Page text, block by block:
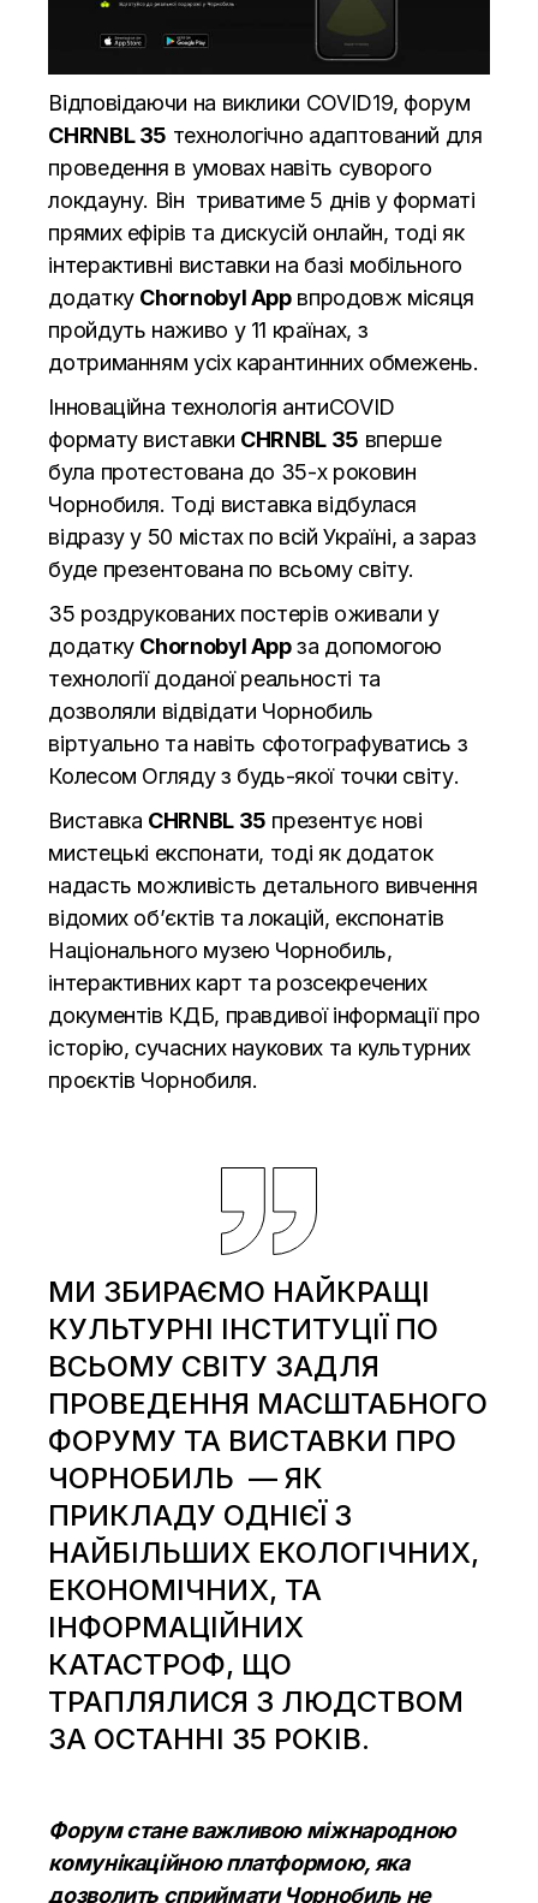
Відповідаючи на виклики COVID19, форум
CHRNBL 35 технологічно адаптований для
проведення в умовах навіть суворого
локдауну. Він триватиме 5 днів у форматі
прямих ефірів та дискусій онлайн, тоді як
інтерактивні виставки на базі мобільного
додатку Chornobyl Appвпродовж місяця
пройдуть наживо у 11 країнах, з
дотриманням усіх карантинних обмежень.
Інноваційна технологія антиСOVID
формату виставки CHRNBL 35 вперше
була протестована до 35-х роковин
Чорнобиля. Тоді виставка відбулася
відразу у 50 містах по всій Україні, а зараз
буде презентована по всьому світу.
35 роздрукованих постерів оживали у
додатку Chornobyl Appза допомогою
технології доданої реальності та
дозволяли відвідати Чорнобиль
віртуально та навіть сфотографуватись з
Колесом Огляду з будь-якої точки світу.
Виставка CHRNBL 35 презентує нові
мистецькі експонати, тоді як додаток
надасть можливість детального вивчення
відомих об’єктів та локацій, експонатів
Національного музею Чорнобиль,
інтерактивних карт та розсекречених
документів КДБ, правдивої інформації про
історію, сучасних наукових та культурних
проєктів Чорнобиля.
МИ ЗБИРАЄМО НАЙКРАЩІ
КУЛЬТУРНІ ІНСТИТУЦІЇ ПО
ВСЬОМУ СВІТУ ЗАДЛЯ
ПРОВЕДЕННЯ МАСШТАБНОГО
ФОРУМУ ТА ВИСТАВКИ ПРО
ЧОРНОБИЛЬ — ЯК
ПРИКЛАДУ ОДНІЄЇ З
НАЙБІЛЬШИХ ЕКОЛОГІЧНИХ,
ЕКОНОМІЧНИХ, ТА
ІНФОРМАЦІЙНИХ
КАТАСТРОФ, ЩО
ТРАПЛЯЛИСЯ З ЛЮДСТВОМ
ЗА ОСТАННІ 35 РОКІВ.
Форум стане важливою міжнародною
комунікаційною платформою, яка
дозволить сприймати Чорнобиль не